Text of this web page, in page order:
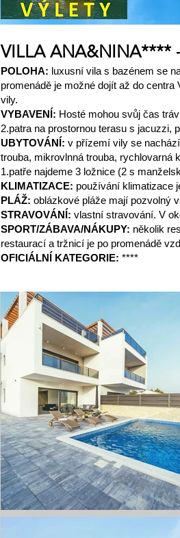
VILLA ANA&NINA****
POLOHA: luxusní vila s bazénem se
promenádě je možné dojít až do
vily.
VYBAVENÍ: Hosté mohou svůj čas
2.patra na prostornou terasu s jacuzzi,
UBYTOVÁNÍ: v přízemí vily se
trouba, mikrovlnná trouba, rychlovarná
1.patře najdeme 3 ložnice (2 s
KLIMATIZACE: používání klimatizace
PLÁŽ: oblázkové pláže mají pozvolný
STRAVOVÁNÍ: vlastní stravování. V
SPORT/ZÁBAVA/NÁKUPY: několik
restaurací a tržnicí je po promenádě
OFICIÁLNÍ KATEGORIE: ****
FOTOGALERIE